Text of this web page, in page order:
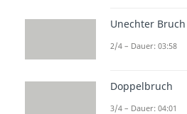
die
sagt dir, dass
während die
sagt, dass ein
zweiter Stelle
Unechter Bruch
2/4 – Dauer: 03:58
Doppelbruch
3/4 – Dauer: 04:01